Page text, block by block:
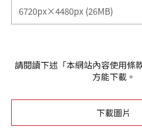
6720px×4480px (26MB)
請閱讀下述「本網站內容使用條
方能下載。
下載圖片